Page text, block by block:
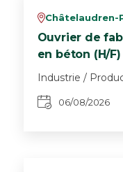
vChâtelaudren-
Ouvrier de
en béton (H/F)
Industrie /
06/08/2026